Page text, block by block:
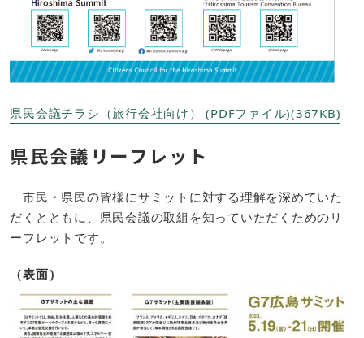
県民会議チラシ（旅行会社向け） (PDFファイル)(367KB)
県民会議リーフレット
市民・県民の皆様にサミットに対する理解を深めていた
だくとともに、県民会議の取組を知っていただくためのリ
ーフレットです。
（表面）